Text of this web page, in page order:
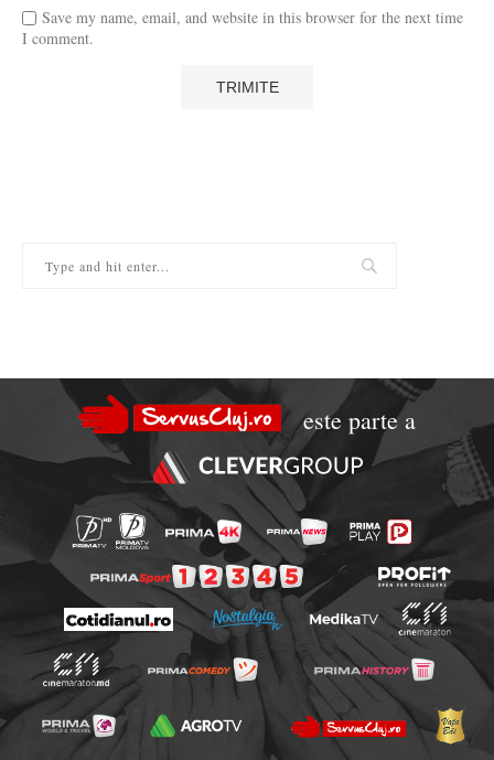
Save my name, email, and website in this browser for the next time
I comment.
este parte a